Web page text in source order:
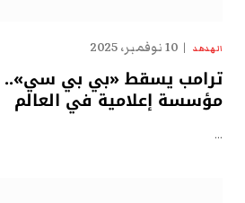
الهدهد 10 نوفمبر، 2025
ترامب يسقط «بي بي سي»..
مؤسسة إعلامية في العالم
…